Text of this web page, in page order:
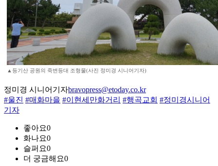
▲등기산 공원의 죽변등대 조형물(사진 정미경 시니어기자)
정미경 시니어기자bravopress@etoday.co.kr
#울진 #매화마을 #이현세만화거리 #행곡교회 #정미경시니어
기자
좋아요0
화나요0
슬퍼요0
더 궁금해요0